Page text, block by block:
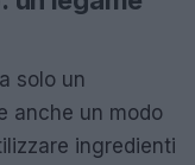
solo un
anche un modo
ingredienti